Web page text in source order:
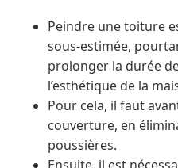
Peindre une toiture
sous-estimée,
prolonger la durée
l’esthétique de la
Pour cela, il faut
couverture, en
poussières.